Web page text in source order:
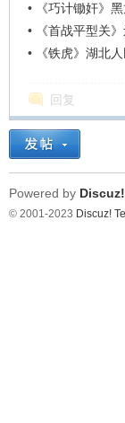
•
《巧计锄奸》
•
《首战平型关
•
《铁虎》湖北
回复
Powered by Discuz!
© 2001-2023 Discuz!